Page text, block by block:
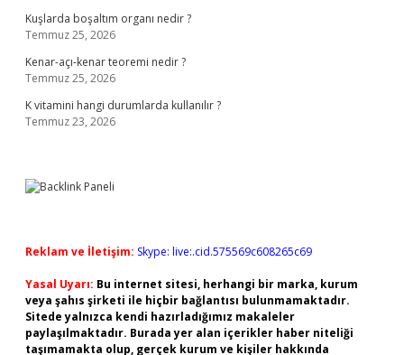
Kuşlarda boşaltım organı nedir ?
Temmuz 25, 2026
Kenar-açı-kenar teoremi nedir ?
Temmuz 25, 2026
K vitamini hangi durumlarda kullanılır ?
Temmuz 23, 2026
Reklam ve İletişim: Skype: live:.cid.575569c608265c69
Yasal Uyarı: Bu internet sitesi, herhangi bir marka, kurum
veya şahıs şirketi ile hiçbir bağlantısı bulunmamaktadır.
Sitede yalnızca kendi hazırladığımız makaleler
paylaşılmaktadır. Burada yer alan içerikler haber niteliği
taşımamakta olup, gerçek kurum ve kişiler hakkında